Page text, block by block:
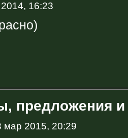
16:23
предложения и
мар 2015, 20:29